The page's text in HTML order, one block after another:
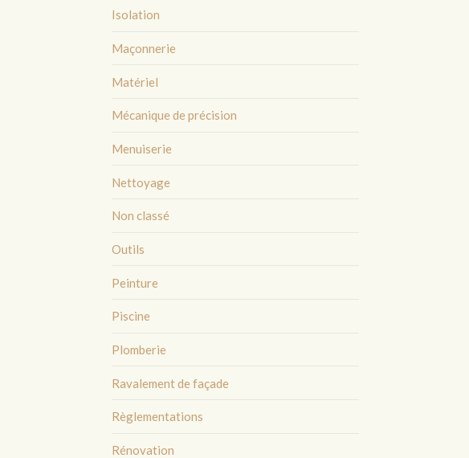
Isolation
Maçonnerie
Matériel
Mécanique de précision
Menuiserie
Nettoyage
Non classé
Outils
Peinture
Piscine
Plomberie
Ravalement de façade
Règlementations
Rénovation